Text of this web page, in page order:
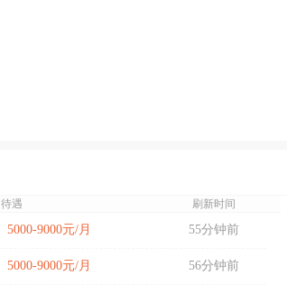
待遇 刷新时间
5000-9000元/月 55分钟前
5000-9000元/月 56分钟前